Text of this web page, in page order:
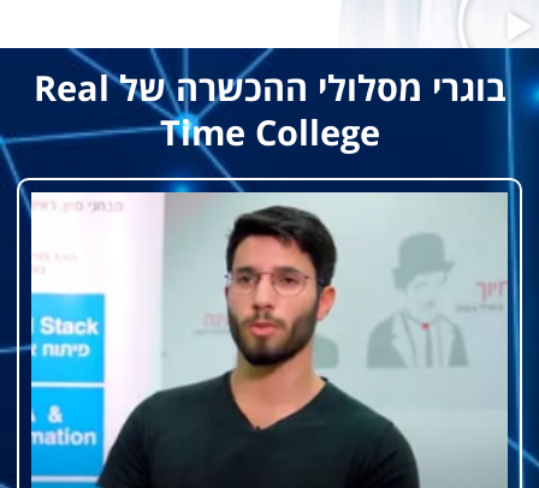
בוגרי מסלולי ההכשרה של Real
Time College